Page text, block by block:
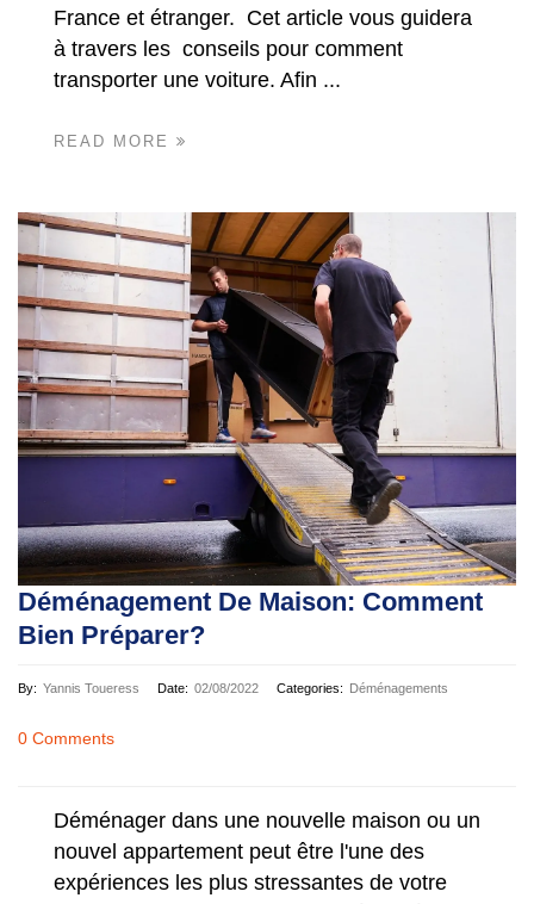
France et étranger. Cet article vous guidera
à travers les conseils pour comment
transporter une voiture. Afin ...
READ MORE
Déménagement De Maison: Comment
Bien Préparer?
By: Yannis Toueress Date: 02/08/2022 Categories: Déménagements
0 Comments
Déménager dans une nouvelle maison ou un
nouvel appartement peut être l'une des
expériences les plus stressantes de votre